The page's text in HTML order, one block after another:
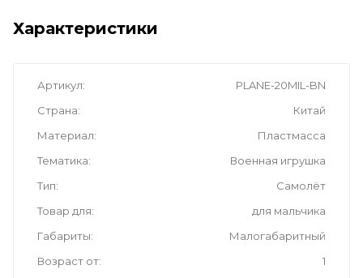
Характеристики
Артикул
PLANE-20MIL-BN
Страна
Китай
Материал
Пластмасса
Тематика
Военная игрушка
Тип
Самолёт
Товар для
для мальчика
Габариты
Малогабаритный
Возраст от
1